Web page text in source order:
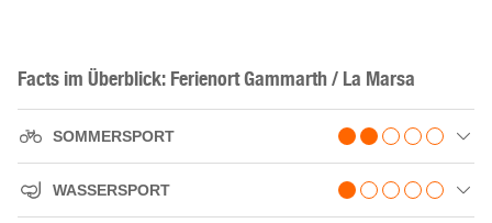
Facts im Überblick: Ferienort Gammarth / La Marsa
SOMMERSPORT
WASSERSPORT